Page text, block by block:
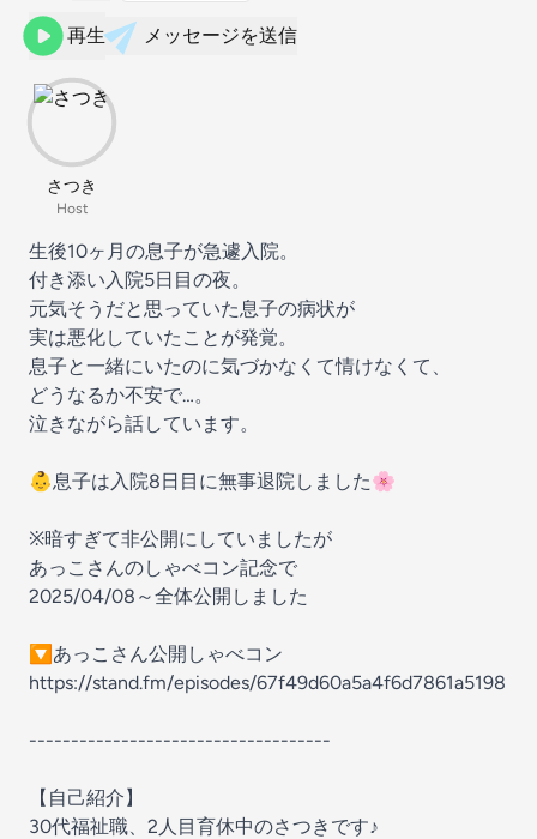
再生 メッセージを送信
さつき
Host
生後10ヶ月の息子が急遽入院。
付き添い入院5日目の夜。
元気そうだと思っていた息子の病状が
実は悪化していたことが発覚。
息子と一緒にいたのに気づかなくて情けなくて、
どうなるか不安で…。
泣きながら話しています。
👶息子は入院8日目に無事退院しました🌸
※暗すぎて非公開にしていましたが
あっこさんのしゃべコン記念で
2025/04/08～全体公開しました
🔽あっこさん公開しゃべコン
https://stand.fm/episodes/67f49d60a5a4f6d7861a5198
------------------------------------
【自己紹介】
30代福祉職、2人目育休中のさつきです♪